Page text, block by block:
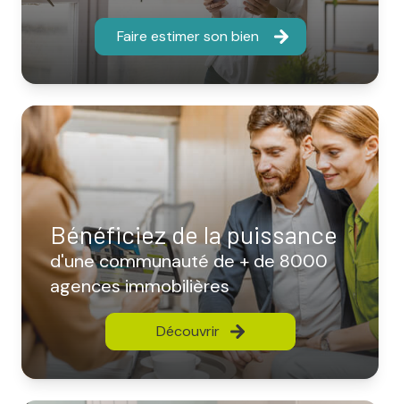
Faire estimer son bien
Bénéficiez de la puissance
d'une communauté de + de 8000
agences immobilières
Découvrir